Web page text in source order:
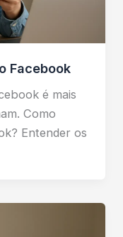
Facebook
é mais
Como
Entender os